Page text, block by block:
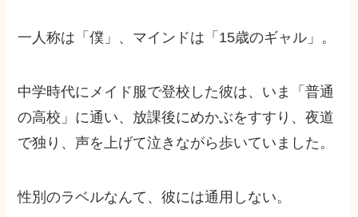
一人称は「僕」、マインドは「15歳のギャル」。
中学時代にメイド服で登校した彼は、いま「普通
の高校」に通い、放課後にめかぶをすすり、夜道
で独り、声を上げて泣きながら歩いていました。
性別のラベルなんて、彼には通用しない。